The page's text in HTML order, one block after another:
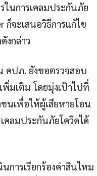
ในการเคลมประกันภัย
ก็จะเสนอวิธีการแก้ไข
งกล่าว
คปภ. ยังขอตรวจสอบ
พิ่มเติม โดยมุ่งเป้าไปที่
นเพื่อให้ผู้เสียหายโอน
คลมประกันภัยโควิดได้
การเรียกร้องค่าสินไหม